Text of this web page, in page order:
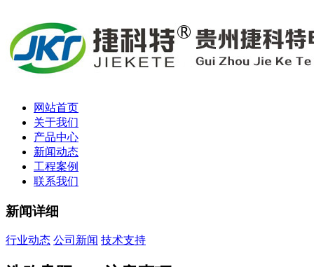
网站首页
关于我们
产品中心
新闻动态
工程案例
联系我们
新闻详细
行业动态 公司新闻 技术支持